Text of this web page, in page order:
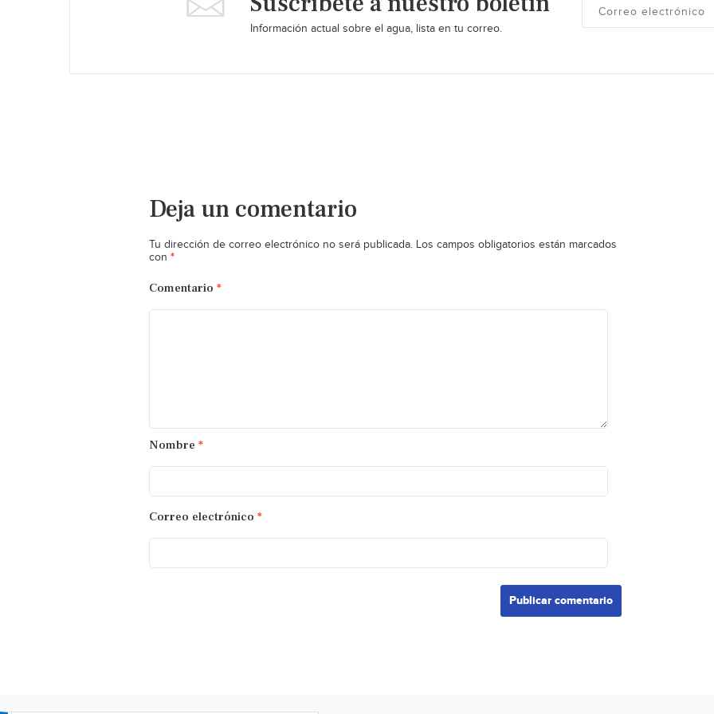
Información actual sobre el agua, lista en tu correo.
Deja un comentario
Tu dirección de correo electrónico no será publicada. Los campos obligatorios están marcados
con *
Comentario *
Nombre *
Correo electrónico *